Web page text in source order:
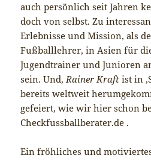
auch persönlich seit Jahren
doch von selbst. Zu
Erlebnisse und Mission, als
Fußballlehrer, in Asien für
Jugendtrainer und Junioren
sein. Und,Rainer Kraft ist in
bereits weltweit
gefeiert, wie wir hier schon
Checkfussballberater.de .
Ein fröhliches und